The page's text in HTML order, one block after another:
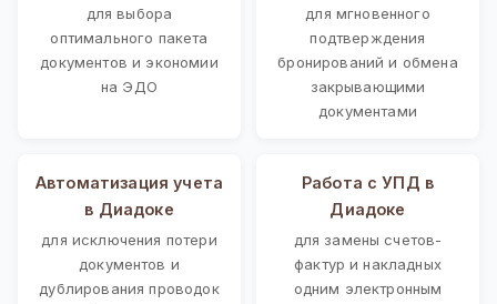
для выбора
оптимального пакета
документов и экономии
на ЭДО
для мгновенного
подтверждения
бронирований и обмена
закрывающими
документами
Автоматизация учета
в Диадоке
для исключения потери
документов и
дублирования проводок
Работа с УПД в
Диадоке
для замены счетов-
фактур и накладных
одним электронным